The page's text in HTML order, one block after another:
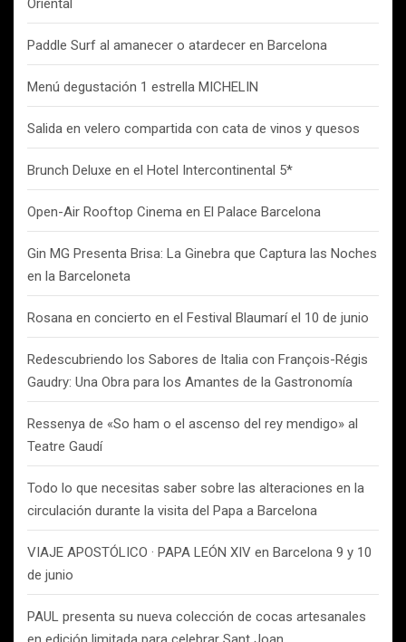
Oriental
Paddle Surf al amanecer o atardecer en Barcelona
Menú degustación 1 estrella MICHELIN
Salida en velero compartida con cata de vinos y quesos
Brunch Deluxe en el Hotel Intercontinental 5*
Open-Air Rooftop Cinema en El Palace Barcelona
Gin MG Presenta Brisa: La Ginebra que Captura las Noches
en la Barceloneta
Rosana en concierto en el Festival Blaumarí el 10 de junio
Redescubriendo los Sabores de Italia con François-Régis
Gaudry: Una Obra para los Amantes de la Gastronomía
Ressenya de «So ham o el ascenso del rey mendigo» al
Teatre Gaudí
Todo lo que necesitas saber sobre las alteraciones en la
circulación durante la visita del Papa a Barcelona
VIAJE APOSTÓLICO · PAPA LEÓN XIV en Barcelona 9 y 10
de junio
PAUL presenta su nueva colección de cocas artesanales